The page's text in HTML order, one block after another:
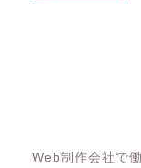
Web制作会社で